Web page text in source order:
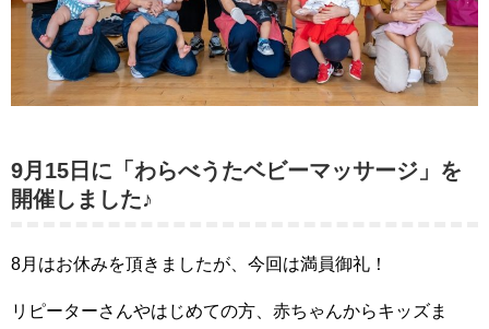
9月15日に「わらべうたベビーマッサージ」を
開催しました♪
8月はお休みを頂きましたが、今回は満員御礼！
リピーターさんやはじめての方、赤ちゃんからキッズま